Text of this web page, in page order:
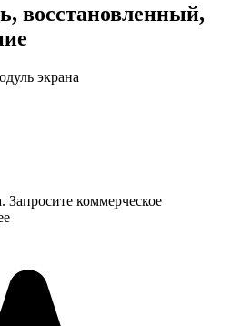
восстановленный,
экрана
коммерческое